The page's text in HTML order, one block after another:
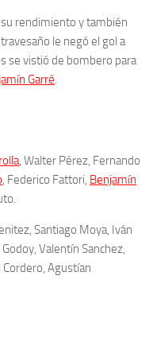
rendimiento y también
le negó el gol a
se vistió de bombero para
Garré.
, Walter Pérez, Fernando
, Federico Fattori, Benjamín
Santiago Moya, Iván
Valentín Sanchez,
Cordero, Agustían